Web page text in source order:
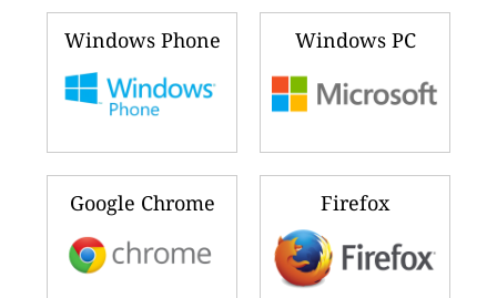
Windows Phone Windows PC
Google Chrome Firefox